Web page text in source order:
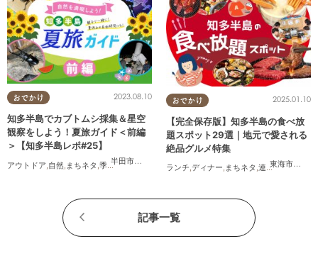
おでかけ
半田市
,武豊町
2023.08.10
知多半島でカブトムシ採集＆星空
観察をしよう！夏旅ガイド＜前編
＞【知多半島レポ#25】
アウトドア,自然, まちネタ ,季節ネタ , 親子 ,知多半島レポ
おでかけ
東海市大府
2025.01.10
【完全保存版】知多半島の食べ放
題スポット29選｜地元で愛される
絶品グルメ特集
ランチ,ディナー, まちネタ ,連載 ,コスパ抜群
記事一覧